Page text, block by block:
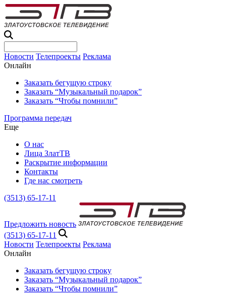
Новости Телепроекты Реклама
Онлайн
Заказать бегущую строку
Заказать “Музыкальный подарок”
Заказать “Чтобы помнили”
Программа передач
Еще
О нас
Лица ЗлатТВ
Раскрытие информации
Контакты
Где нас смотреть
(3513) 65-17-11
Предложить новость
(3513) 65-17-11
Новости Телепроекты Реклама
Онлайн
Заказать бегущую строку
Заказать “Музыкальный подарок”
Заказать “Чтобы помнили”